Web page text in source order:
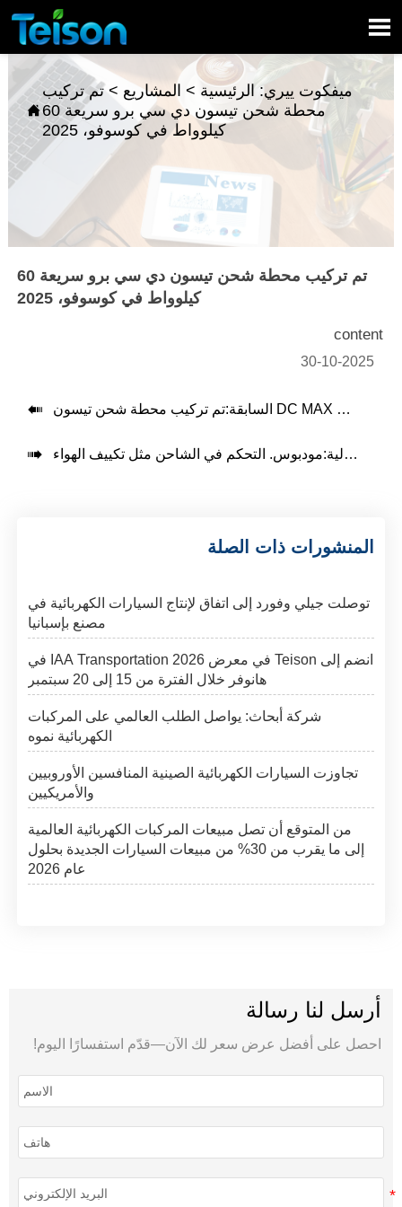


ميفكوت ييري: الرئيسية > المشاريع >تم تركيب
محطة شحن تيسون دي سي برو سريعة 60
كيلوواط في كوسوفو، 2025
تم تركيب محطة شحن تيسون دي سي برو سريعة 60
كيلوواط في كوسوفو، 2025
content
30-10-2025
 السابقة:
 التالية:
المنشورات ذات الصلة
توصلت جيلي وفورد إلى اتفاق لإنتاج السيارات الكهربائية في
مصنع بإسبانيا
انضم إلى Teison في معرض IAA Transportation 2026 في
هانوفر خلال الفترة من 15 إلى 20 سبتمبر
شركة أبحاث: يواصل الطلب العالمي على المركبات
الكهربائية نموه
تجاوزت السيارات الكهربائية الصينية المنافسين الأوروبيين
والأمريكيين
من المتوقع أن تصل مبيعات المركبات الكهربائية العالمية
إلى ما يقرب من 30% من مبيعات السيارات الجديدة بحلول
عام 2026
أرسل لنا رسالة
احصل على أفضل عرض سعر لك الآن—قدّم استفسارًا اليوم!